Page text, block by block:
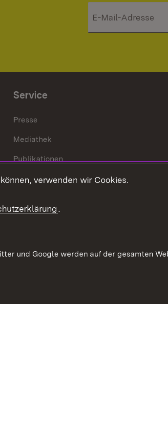
Service
Presse
Mediathek
Publikationen
Stellen und Ausbildung
Verkehrsinformationen
verwenden wir Cookies.
.
und Google werden auf der gesamten